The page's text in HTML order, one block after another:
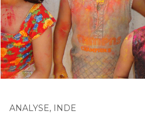
ANALYSE, INDE